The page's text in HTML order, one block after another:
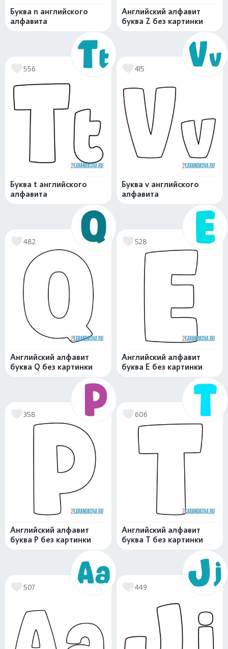
Буква n английского
алфавита
Английский алфавит
буква Z без картинки
556
Буква t английского
алфавита
415
Буква v английского
алфавита
482
Английский алфавит
буква Q без картинки
528
Английский алфавит
буква E без картинки
358
Английский алфавит
буква P без картинки
606
Английский алфавит
буква T без картинки
507 449